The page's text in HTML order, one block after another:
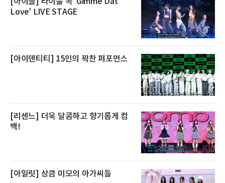
방식으로 운영된다. 신선도가 중요한 상품인 만
큼 이르면 다음 날 오전 배송이 가능하도록 물류
Love' LIVE STAGE
[아이덴티티] 15인의 꽉찬 퍼포먼스
[리센느] 더욱 달콤하고 향기롭게 컴
백!
[아일릿] 상큼 미모의 아가씨들